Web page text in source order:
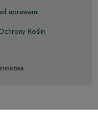
uprawami
Roślin